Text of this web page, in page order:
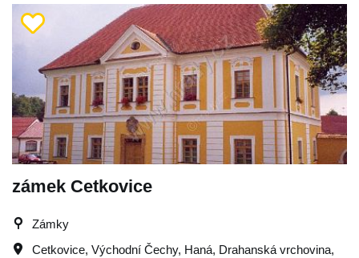
zámek Cetkovice
Zámky
Cetkovice, Východní Čechy, Haná, Drahanská vrchovina,